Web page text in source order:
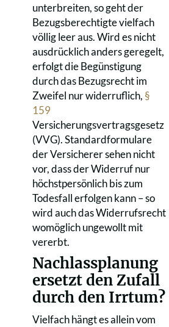
unterbreiten, so geht der
Bezugsberechtigte vielfach
völlig leer aus. Wird es nicht
ausdrücklich anders geregelt,
erfolgt die Begünstigung
durch das Bezugsrecht im
Zweifel nur widerruflich, §
159
Versicherungsvertragsgesetz
(VVG). Standardformulare
der Versicherer sehen nicht
vor, dass der Widerruf nur
höchstpersönlich bis zum
Todesfall erfolgen kann – so
wird auch das Widerrufsrecht
womöglich ungewollt mit
vererbt.
Nachlassplanung
ersetzt den Zufall
durch den Irrtum?
Vielfach hängt es allein vom